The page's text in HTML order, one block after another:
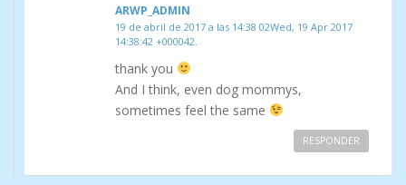
ARWP_ADMIN
19 de abril de 2017 a las 14:38 02Wed, 19 Apr 2017
14:38:42 +000042.
thank you
And I think, even dog mommys,
sometimes feel the same
RESPONDER